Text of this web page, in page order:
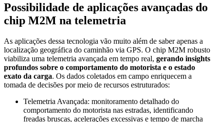
Possibilidade de aplicações avançadas do
chip M2M na telemetria
As aplicações dessa tecnologia vão muito além de saber apenas a
localização geográfica do caminhão via GPS. O chip M2M robusto
viabiliza uma telemetria avançada em tempo real, gerando insights
profundos sobre o comportamento do motorista e o estado
exato da carga. Os dados coletados em campo enriquecem a
tomada de decisões por meio de recursos estruturados:
Telemetria Avançada: monitoramento detalhado do
comportamento do motorista nas estradas, identificando
freadas bruscas, acelerações excessivas e tempo de marcha